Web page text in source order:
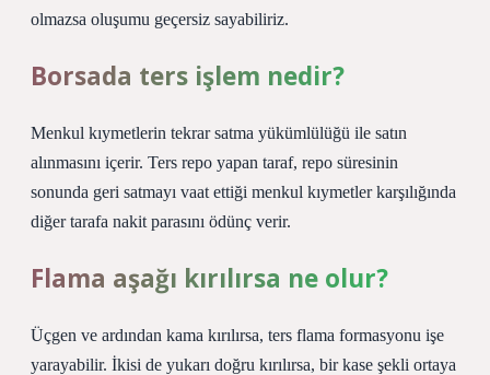
olmazsa oluşumu geçersiz sayabiliriz.
Borsada ters işlem nedir?
Menkul kıymetlerin tekrar satma yükümlülüğü ile satın
alınmasını içerir. Ters repo yapan taraf, repo süresinin
sonunda geri satmayı vaat ettiği menkul kıymetler karşılığında
diğer tarafa nakit parasını ödünç verir.
Flama aşağı kırılırsa ne olur?
Üçgen ve ardından kama kırılırsa, ters flama formasyonu işe
yarayabilir. İkisi de yukarı doğru kırılırsa, bir kase şekli ortaya